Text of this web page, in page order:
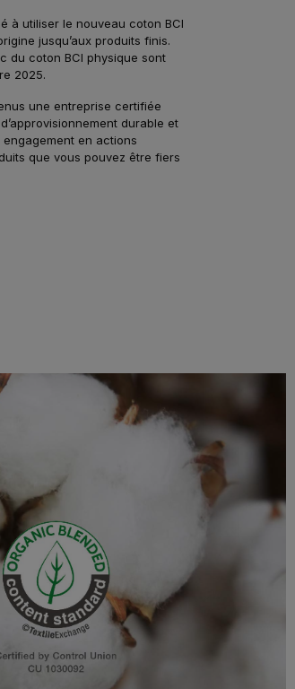
à utiliser le nouveau coton BCI
jusqu’aux produits finis.
du coton BCI physique sont
2025.
une entreprise certifiée
durable et
en actions
que vous pouvez être fiers